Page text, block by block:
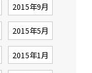
2015年9月
2015年5月
2015年1月